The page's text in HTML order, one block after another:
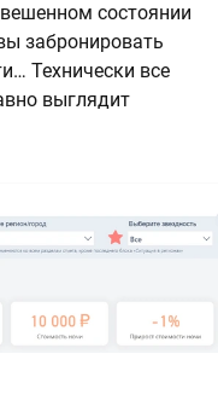
состоянии
забронировать
Технически все
выглядит